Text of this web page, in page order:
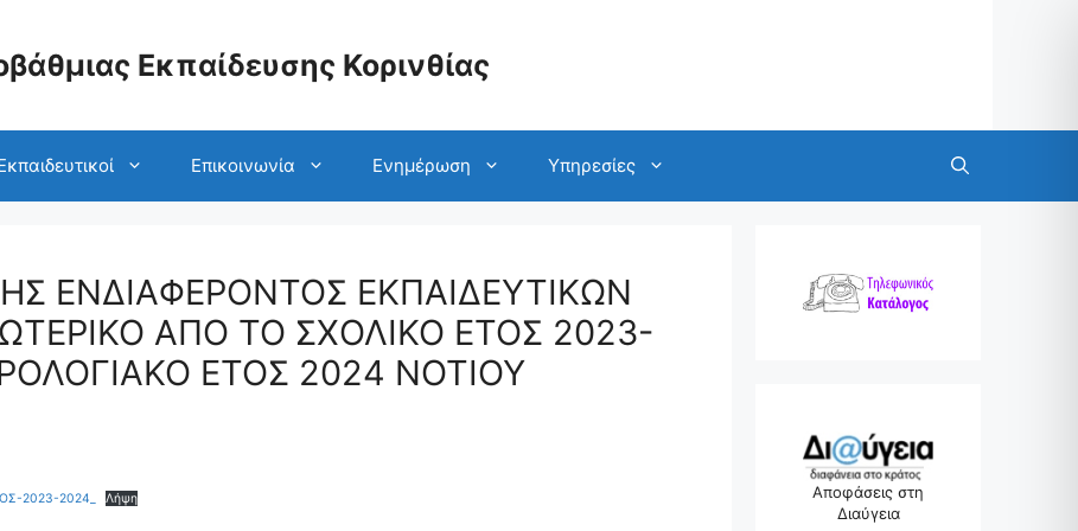
Εκπαίδευσης Κορινθίας
Επικοινωνία Ενημέρωση Υπηρεσίες
ΕΝΔΙΑΦΕΡΟΝΤΟΣ ΕΚΠΑΙΔΕΥΤΙΚΩΝ
ΑΠΟ ΤΟ ΣΧΟΛΙΚΟ ΕΤΟΣ 2023-
ΕΤΟΣ 2024 ΝΟΤΙΟΥ
2023-2024_ Λήψη
Αποφάσεις στη
Διαύγεια